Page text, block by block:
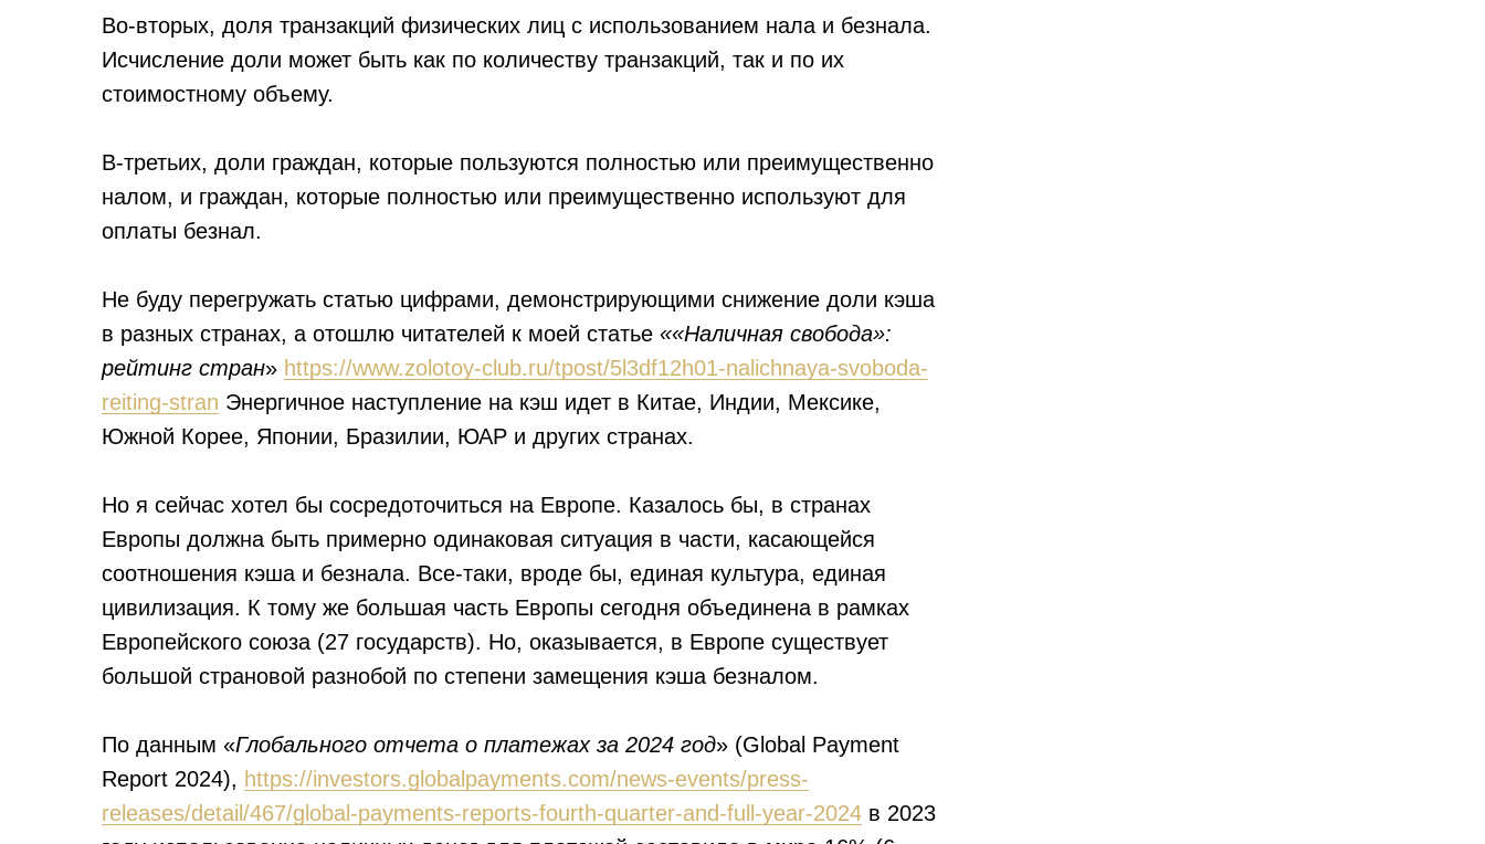
Во-вторых, доля транзакций физических лиц с использованием нала и безнала.
Исчисление доли может быть как по количеству транзакций, так и по их
стоимостному объему.
В-третьих, доли граждан, которые пользуются полностью или преимущественно
налом, и граждан, которые полностью или преимущественно используют для
оплаты безнал.
Не буду перегружать статью цифрами, демонстрирующими снижение доли кэша
в разных странах, а отошлю читателей к моей статье ««Наличная свобода»:
рейтинг стран» https://www.zolotoy-club.ru/tpost/5l3df12h01-nalichnaya-svoboda-
reiting-stran Энергичное наступление на кэш идет в Китае, Индии, Мексике,
Южной Корее, Японии, Бразилии, ЮАР и других странах.
Но я сейчас хотел бы сосредоточиться на Европе. Казалось бы, в странах
Европы должна быть примерно одинаковая ситуация в части, касающейся
соотношения кэша и безнала. Все-таки, вроде бы, единая культура, единая
цивилизация. К тому же большая часть Европы сегодня объединена в рамках
Европейского союза (27 государств). Но, оказывается, в Европе существует
большой страновой разнобой по степени замещения кэша безналом.
По данным «Глобального отчета о платежах за 2024 год» (Global Payment
Report 2024), https://investors.globalpayments.com/news-events/press-
releases/detail/467/global-payments-reports-fourth-quarter-and-full-year-2024 в 2023